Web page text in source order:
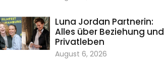
Luna Jordan Partnerin:
Alles über Beziehung und
Privatleben
August 6, 2026